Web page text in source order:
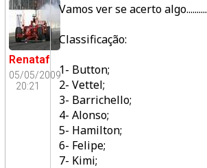
Renataf
05/05/2009
20:21
Vamos ver se acerto algo..........
Classificação:
1- Button;
2- Vettel;
3- Barrichello;
4- Alonso;
5- Hamilton;
6- Felipe;
7- Kimi;